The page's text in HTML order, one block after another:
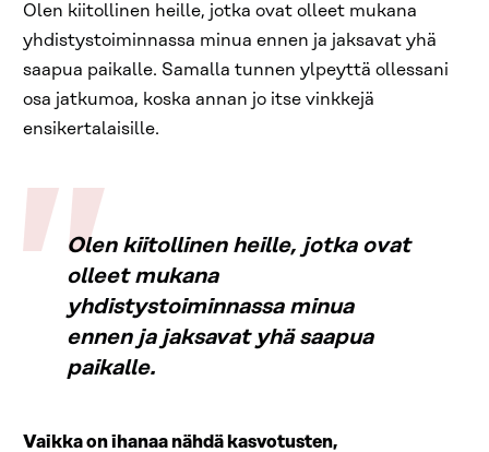
Olen kiitollinen heille, jotka ovat olleet mukana
yhdistystoiminnassa minua ennen ja jaksavat yhä
saapua paikalle. Samalla tunnen ylpeyttä ollessani
osa jatkumoa, koska annan jo itse vinkkejä
ensikertalaisille.
Olen kiitollinen heille, jotka ovat
olleet mukana
yhdistystoiminnassa minua
ennen ja jaksavat yhä saapua
paikalle.
Vaikka on ihanaa nähdä kasvotusten,